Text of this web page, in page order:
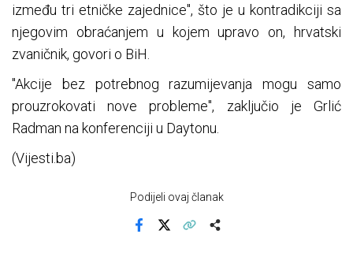
između tri etničke zajednice", što je u kontradikciji sa
njegovim obraćanjem u kojem upravo on, hrvatski
zvaničnik, govori o BiH.
"Akcije bez potrebnog razumijevanja mogu samo
prouzrokovati nove probleme", zaključio je Grlić
Radman na konferenciji u Daytonu.
(Vijesti.ba)
Podijeli ovaj članak